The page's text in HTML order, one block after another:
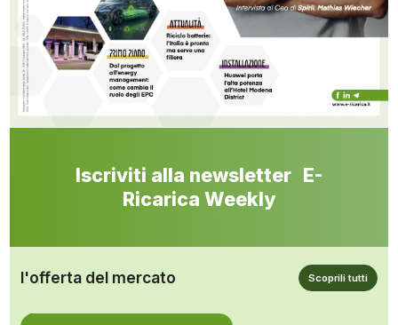
Iscriviti alla newsletter E-
Ricarica Weekly
l'offerta del mercato Scoprili tutti